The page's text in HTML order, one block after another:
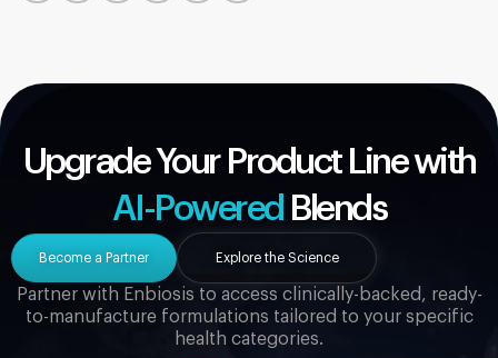
Upgrade Your Product Line with
AI-Powered Blends
Partner with Enbiosis to access clinically-backed, ready-
to-manufacture formulations tailored to your specific
health categories.
Become a Partner Explore the Science